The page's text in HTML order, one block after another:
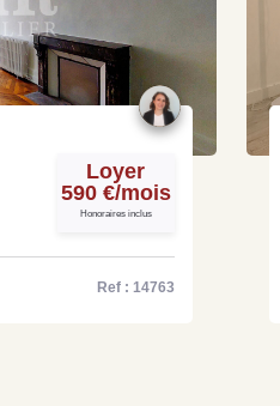
Loyer
590 €/mois
Honoraires inclus
Ref : 14763